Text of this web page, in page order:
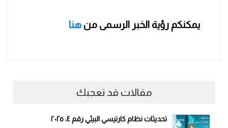
يمكنكم رؤية الخبر الرسمى من هنا
مقالات قد تعجبك
تحديثات نظام كارتيسي البيئي رقم ٤، ٢٠٢٥